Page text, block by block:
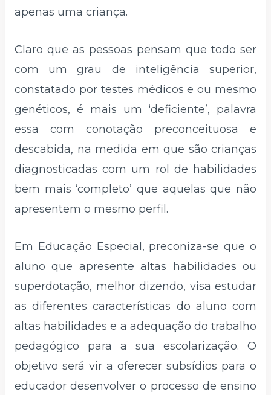
apenas uma criança.
Claro que as pessoas pensam que todo ser
com um grau de inteligência superior,
constatado por testes médicos e ou mesmo
genéticos, é mais um ‘deficiente’, palavra
essa com conotação preconceituosa e
descabida, na medida em que são crianças
diagnosticadas com um rol de habilidades
bem mais ‘completo’ que aquelas que não
apresentem o mesmo perfil.
Em Educação Especial, preconiza-se que o
aluno que apresente altas habilidades ou
superdotação, melhor dizendo, visa estudar
as diferentes características do aluno com
altas habilidades e a adequação do trabalho
pedagógico para a sua escolarização. O
objetivo será vir a oferecer subsídios para o
educador desenvolver o processo de ensino